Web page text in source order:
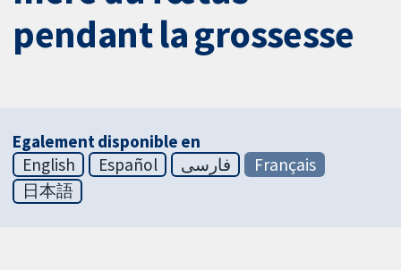
pendant la grossesse
Egalement disponible en
English
Español فارسی
Français
日本語